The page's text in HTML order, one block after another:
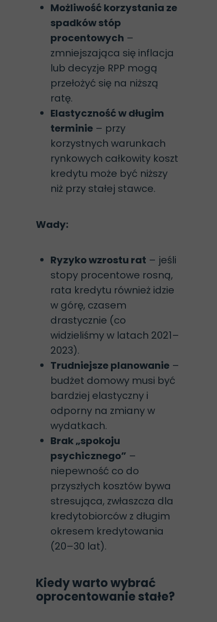
Możliwość korzystania ze
spadków stóp
procentowych –
zmniejszająca się inflacja
lub decyzje RPP mogą
przełożyć się na niższą
ratę.
Elastyczność w długim
terminie – przy
korzystnych warunkach
rynkowych całkowity koszt
kredytu może być niższy
niż przy stałej stawce.
Wady:
Ryzyko wzrostu rat – jeśli
stopy procentowe rosną,
rata kredytu również idzie
w górę, czasem
drastycznie (co
widzieliśmy w latach 2021–
2023).
Trudniejsze planowanie –
budżet domowy musi być
bardziej elastyczny i
odporny na zmiany w
wydatkach.
Brak „spokoju
psychicznego” –
niepewność co do
przyszłych kosztów bywa
stresująca, zwłaszcza dla
kredytobiorców z długim
okresem kredytowania
(20–30 lat).
Kiedy warto wybrać
oprocentowanie stałe?